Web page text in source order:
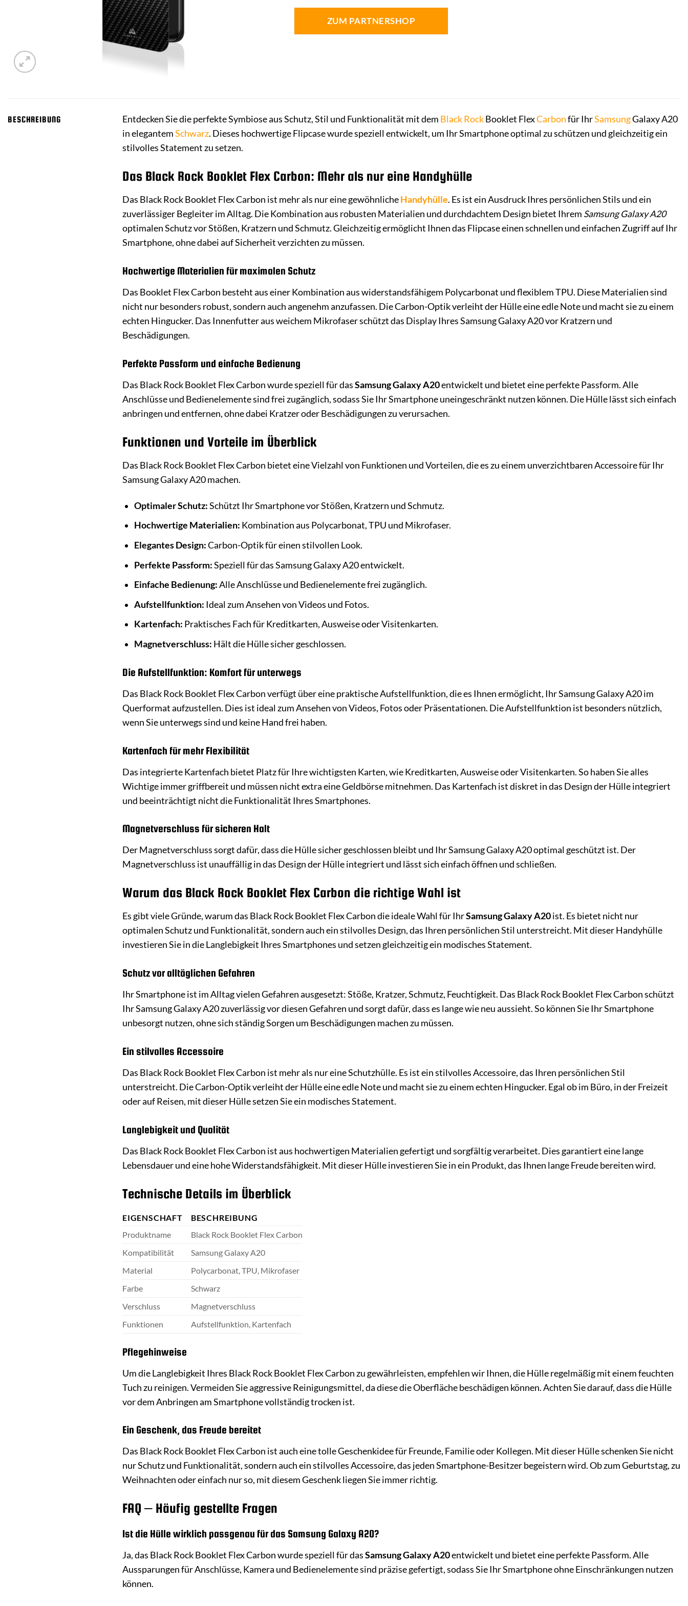
ZUM PARTNERSHOP
BESCHREIBUNG Entdecken Sie die perfekte Symbiose aus Schutz, Stil und Funktionalität mit dem Black RockBooklet FlexCarbonfür IhrSamsungGalaxy A20
in elegantemSchwarz. Dieses hochwertige Flipcase wurde speziell entwickelt, um Ihr Smartphone optimal zu schützen und gleichzeitig ein
stilvolles Statement zu setzen.
Das Black Rock Booklet Flex Carbon: Mehr als nur eine Handyhülle
Das Black Rock Booklet Flex Carbon ist mehr als nur eine gewöhnlicheHandyhülle. Es ist ein Ausdruck Ihres persönlichen Stils und ein
zuverlässiger Begleiter im Alltag. Die Kombination aus robusten Materialien und durchdachtem Design bietet Ihrem Samsung Galaxy A20
optimalen Schutz vor Stößen, Kratzern und Schmutz. Gleichzeitig ermöglicht Ihnen das Flipcase einen schnellen und einfachen Zugriff auf Ihr
Smartphone, ohne dabei auf Sicherheit verzichten zu müssen.
Hochwertige Materialien für maximalen Schutz
Das Booklet Flex Carbon besteht aus einer Kombination aus widerstandsfähigem Polycarbonat und flexiblem TPU. Diese Materialien sind
nicht nur besonders robust, sondern auch angenehm anzufassen. Die Carbon-Optik verleiht der Hülle eine edle Note und macht sie zu einem
echten Hingucker. Das Innenfutter aus weichem Mikrofaser schützt das Display Ihres Samsung Galaxy A20 vor Kratzern und
Beschädigungen.
Perfekte Passform und einfache Bedienung
Das Black Rock Booklet Flex Carbon wurde speziell für dasSamsung Galaxy A20entwickelt und bietet eine perfekte Passform. Alle
Anschlüsse und Bedienelemente sind frei zugänglich, sodass Sie Ihr Smartphone uneingeschränkt nutzen können. Die Hülle lässt sich einfach
anbringen und entfernen, ohne dabei Kratzer oder Beschädigungen zu verursachen.
Funktionen und Vorteile im Überblick
Das Black Rock Booklet Flex Carbon bietet eine Vielzahl von Funktionen und Vorteilen, die es zu einem unverzichtbaren Accessoire für Ihr
Samsung Galaxy A20 machen.
Optimaler Schutz:Schützt Ihr Smartphone vor Stößen, Kratzern und Schmutz.
Hochwertige Materialien: Kombination aus Polycarbonat, TPU und Mikrofaser.
Elegantes Design:Carbon-Optik für einen stilvollen Look.
Perfekte Passform:Speziell für das Samsung Galaxy A20 entwickelt.
Einfache Bedienung:Alle Anschlüsse und Bedienelemente frei zugänglich.
Aufstellfunktion: Ideal zum Ansehen von Videos und Fotos.
Kartenfach: Praktisches Fach für Kreditkarten, Ausweise oder Visitenkarten.
Magnetverschluss: Hält die Hülle sicher geschlossen.
Die Aufstellfunktion: Komfort für unterwegs
Das Black Rock Booklet Flex Carbon verfügt über eine praktische Aufstellfunktion, die es Ihnen ermöglicht, Ihr Samsung Galaxy A20 im
Querformat aufzustellen. Dies ist ideal zum Ansehen von Videos, Fotos oder Präsentationen. Die Aufstellfunktion ist besonders nützlich,
wenn Sie unterwegs sind und keine Hand frei haben.
Kartenfach für mehr Flexibilität
Das integrierte Kartenfach bietet Platz für Ihre wichtigsten Karten, wie Kreditkarten, Ausweise oder Visitenkarten. So haben Sie alles
Wichtige immer griffbereit und müssen nicht extra eine Geldbörse mitnehmen. Das Kartenfach ist diskret in das Design der Hülle integriert
und beeinträchtigt nicht die Funktionalität Ihres Smartphones.
Magnetverschluss für sicheren Halt
Der Magnetverschluss sorgt dafür, dass die Hülle sicher geschlossen bleibt und Ihr Samsung Galaxy A20 optimal geschützt ist. Der
Magnetverschluss ist unauffällig in das Design der Hülle integriert und lässt sich einfach öffnen und schließen.
Warum das Black Rock Booklet Flex Carbon die richtige Wahl ist
Es gibt viele Gründe, warum das Black Rock Booklet Flex Carbon die ideale Wahl für IhrSamsung Galaxy A20ist. Es bietet nicht nur
optimalen Schutz und Funktionalität, sondern auch ein stilvolles Design, das Ihren persönlichen Stil unterstreicht. Mit dieser Handyhülle
investieren Sie in die Langlebigkeit Ihres Smartphones und setzen gleichzeitig ein modisches Statement.
Schutz vor alltäglichen Gefahren
Ihr Smartphone ist im Alltag vielen Gefahren ausgesetzt: Stöße, Kratzer, Schmutz, Feuchtigkeit. Das Black Rock Booklet Flex Carbon schützt
Ihr Samsung Galaxy A20 zuverlässig vor diesen Gefahren und sorgt dafür, dass es lange wie neu aussieht. So können Sie Ihr Smartphone
unbesorgt nutzen, ohne sich ständig Sorgen um Beschädigungen machen zu müssen.
Ein stilvolles Accessoire
Das Black Rock Booklet Flex Carbon ist mehr als nur eine Schutzhülle. Es ist ein stilvolles Accessoire, das Ihren persönlichen Stil
unterstreicht. Die Carbon-Optik verleiht der Hülle eine edle Note und macht sie zu einem echten Hingucker. Egal ob im Büro, in der Freizeit
oder auf Reisen, mit dieser Hülle setzen Sie ein modisches Statement.
Langlebigkeit und Qualität
Das Black Rock Booklet Flex Carbon ist aus hochwertigen Materialien gefertigt und sorgfältig verarbeitet. Dies garantiert eine lange
Lebensdauer und eine hohe Widerstandsfähigkeit. Mit dieser Hülle investieren Sie in ein Produkt, das Ihnen lange Freude bereiten wird.
Technische Details im Überblick
EIGENSCHAFT
BESCHREIBUNG
Produktname
Black Rock Booklet Flex Carbon
Kompatibilität
Samsung Galaxy A20
Material
Polycarbonat, TPU, Mikrofaser
Farbe
Schwarz
Verschluss
Magnetverschluss
Funktionen
Aufstellfunktion, Kartenfach
Pflegehinweise
Um die Langlebigkeit Ihres Black Rock Booklet Flex Carbon zu gewährleisten, empfehlen wir Ihnen, die Hülle regelmäßig mit einem feuchten
Tuch zu reinigen. Vermeiden Sie aggressive Reinigungsmittel, da diese die Oberfläche beschädigen können. Achten Sie darauf, dass die Hülle
vor dem Anbringen am Smartphone vollständig trocken ist.
Ein Geschenk, das Freude bereitet
Das Black Rock Booklet Flex Carbon ist auch eine tolle Geschenkidee für Freunde, Familie oder Kollegen. Mit dieser Hülle schenken Sie nicht
nur Schutz und Funktionalität, sondern auch ein stilvolles Accessoire, das jeden Smartphone-Besitzer begeistern wird. Ob zum Geburtstag, zu
Weihnachten oder einfach nur so, mit diesem Geschenk liegen Sie immer richtig.
FAQ – Häufig gestellte Fragen
Ist die Hülle wirklich passgenau für das Samsung Galaxy A20?
Ja, das Black Rock Booklet Flex Carbon wurde speziell für dasSamsung Galaxy A20entwickelt und bietet eine perfekte Passform. Alle
Aussparungen für Anschlüsse, Kamera und Bedienelemente sind präzise gefertigt, sodass Sie Ihr Smartphone ohne Einschränkungen nutzen
können.